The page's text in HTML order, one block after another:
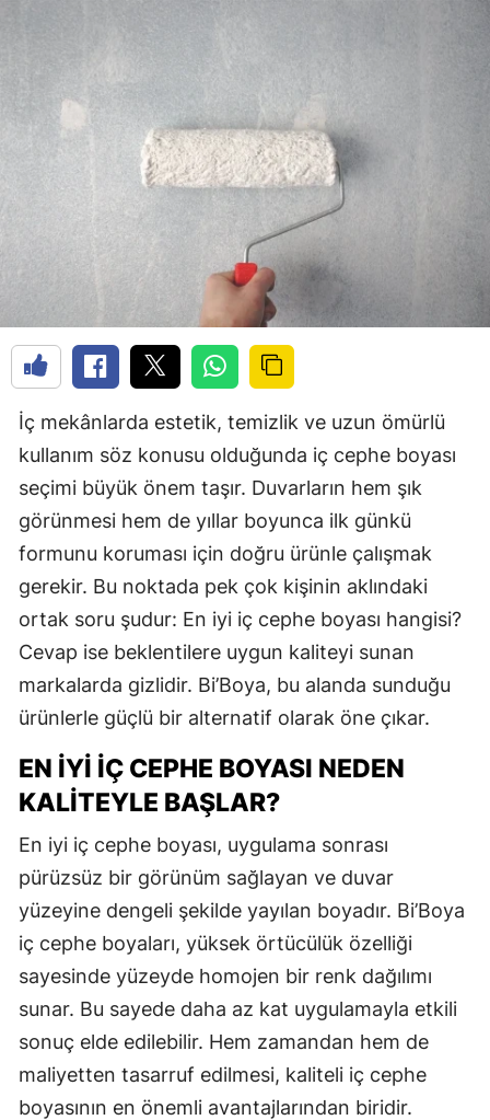
İç mekânlarda estetik, temizlik ve uzun ömürlü
kullanım söz konusu olduğunda iç cephe boyası
seçimi büyük önem taşır. Duvarların hem şık
görünmesi hem de yıllar boyunca ilk günkü
formunu koruması için doğru ürünle çalışmak
gerekir. Bu noktada pek çok kişinin aklındaki
ortak soru şudur: En iyi iç cephe boyası hangisi?
Cevap ise beklentilere uygun kaliteyi sunan
markalarda gizlidir. Bi’Boya, bu alanda sunduğu
ürünlerle güçlü bir alternatif olarak öne çıkar.
EN İYI İÇ CEPHE BOYASI NEDEN
KALITEYLE BAŞLAR?
En iyi iç cephe boyası, uygulama sonrası
pürüzsüz bir görünüm sağlayan ve duvar
yüzeyine dengeli şekilde yayılan boyadır. Bi’Boya
iç cephe boyaları, yüksek örtücülük özelliği
sayesinde yüzeyde homojen bir renk dağılımı
sunar. Bu sayede daha az kat uygulamayla etkili
sonuç elde edilebilir. Hem zamandan hem de
maliyetten tasarruf edilmesi, kaliteli iç cephe
boyasının en önemli avantajlarından biridir.